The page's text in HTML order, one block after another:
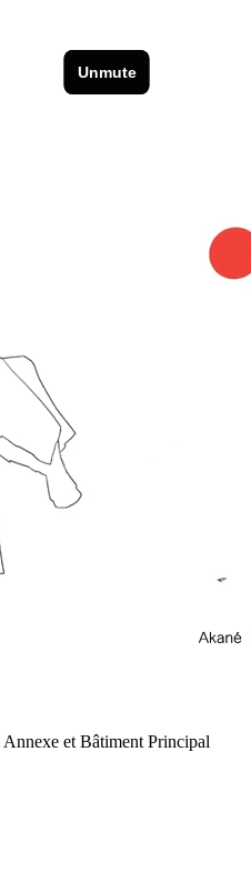
Annexe et Bâtiment Principal